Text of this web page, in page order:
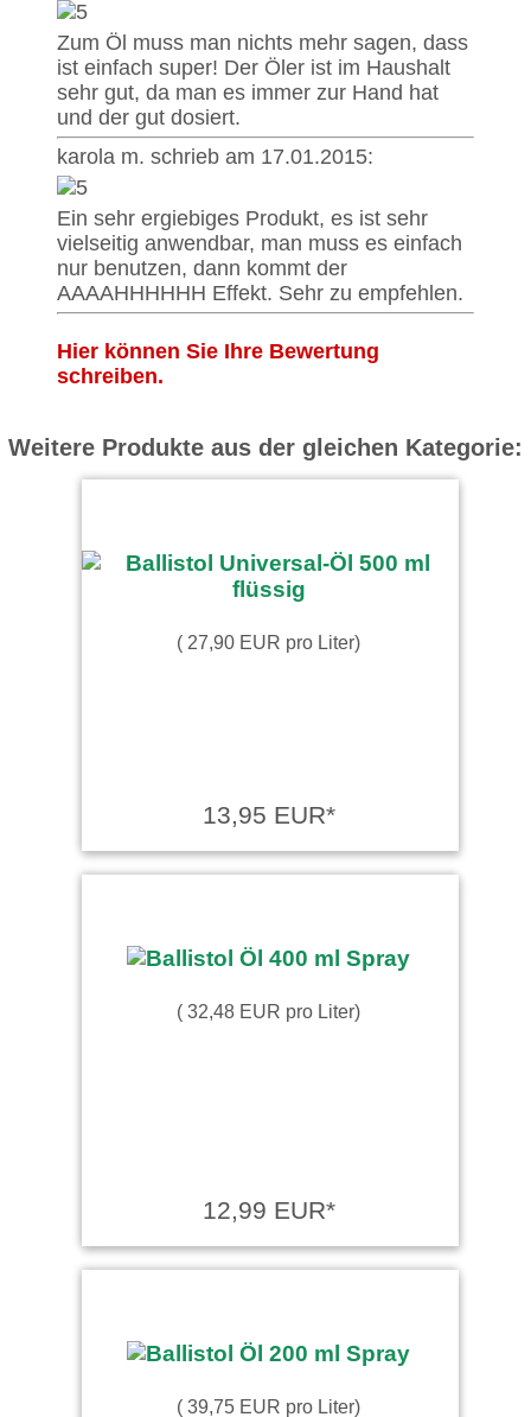
Zum Öl muss man nichts mehr sagen, dass
ist einfach super! Der Öler ist im Haushalt
sehr gut, da man es immer zur Hand hat
und der gut dosiert.
karola m. schrieb am 17.01.2015:
Ein sehr ergiebiges Produkt, es ist sehr
vielseitig anwendbar, man muss es einfach
nur benutzen, dann kommt der
AAAAHHHHHH Effekt. Sehr zu empfehlen.
Hier können Sie Ihre Bewertung
schreiben.
Weitere Produkte aus der gleichen Kategorie:
( 27,90 EUR pro Liter)
13,95 EUR*
( 32,48 EUR pro Liter)
12,99 EUR*
( 39,75 EUR pro Liter)